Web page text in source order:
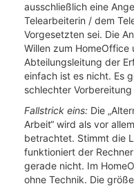
ausschließlich eine
Telearbeiterin / dem
Vorgesetzten sei. Die
Willen zum
Abteilungsleitung der
einfach ist es nicht. Es
schlechter
Fallstrick eins: Die
Arbeit“ wird als vor
betrachtet. Stimmt die
funktioniert der
gerade nicht. Im
ohne Technik. Die